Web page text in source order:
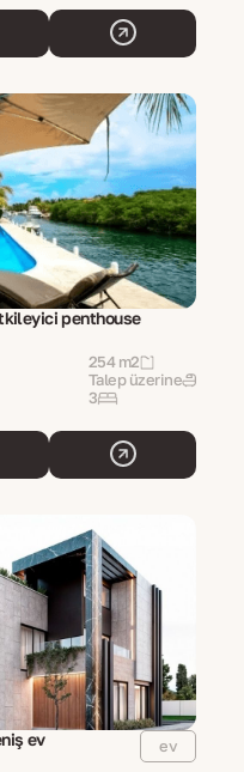
penthouse
254 m2
Talep üzerine
3
ev ev